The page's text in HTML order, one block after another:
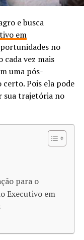
e busca
em
no
cada vez mais
uma pós-
certo. Pois ela pode
sua trajetória no
para o
Executivo em